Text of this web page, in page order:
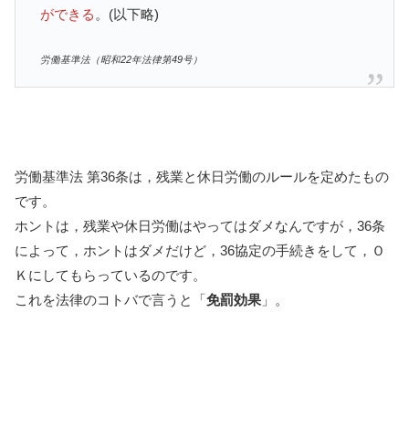
ができる 。(以下略)
労働基準法（昭和22年法律第49号）
労働基準法 第36条は，残業と休日労働のルールを定めたもの
です。
ホントは，残業や休日労働はやってはダメなんですが，36条
によって，ホントはダメだけど，36協定の手続きをして，Ｏ
Ｋにしてもらっているのです。
これを法律のコトバで言うと「免罰効果 」。